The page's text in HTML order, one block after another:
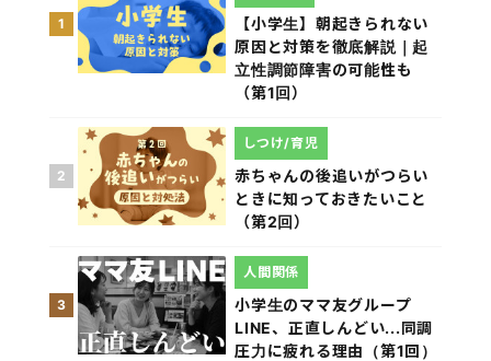
1
【小学生】朝起きられない
原因と対策を徹底解説｜起
立性調節障害の可能性も
（第1回）
2
赤ちゃんの後追いがつらい
ときに知っておきたいこと
（第2回）
しつけ/育児
3
小学生のママ友グループ
LINE、正直しんどい...同調
圧力に疲れる理由（第1回）
人間関係